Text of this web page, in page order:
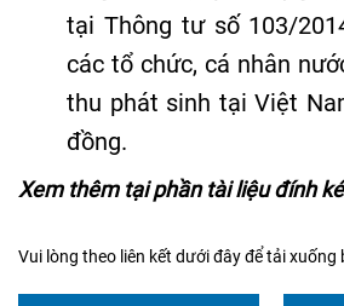
tại Thông tư số 103/
các tổ chức, cá nhân
thu phát sinh tại Việt
đồng.
Xem thêm tại phần tài liệu đính
Vui lòng theo liên kết dưới đây để tải